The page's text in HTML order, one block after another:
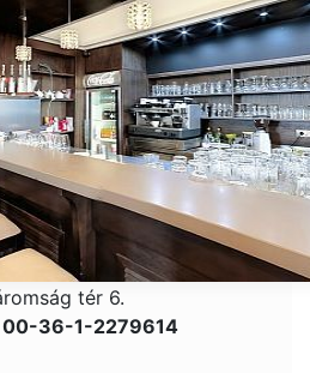
tér 6.
00-36-1-2279614